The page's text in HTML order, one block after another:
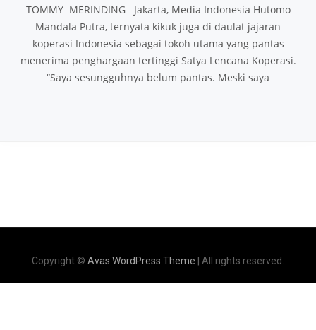
TOMMY MERINDING Jakarta, Media Indonesia Hutomo
Mandala Putra, ternyata kikuk juga di daulat jajaran
koperasi Indonesia sebagai tokoh utama yang pantas
menerima penghargaan tertinggi Satya Lencana Koperasi.
“Saya sesungguhnya belum pantas. Meski saya
Copyright © Avas WordPress Theme | All rights reserved.